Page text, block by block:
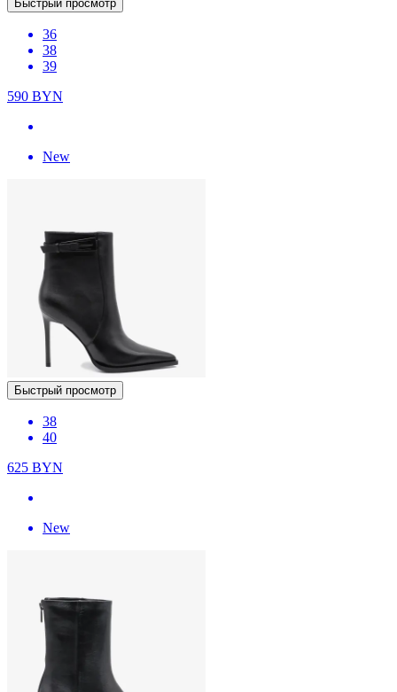
Быстрый просмотр
36
38
39
590 BYN
New
Быстрый просмотр
38
40
625 BYN
New